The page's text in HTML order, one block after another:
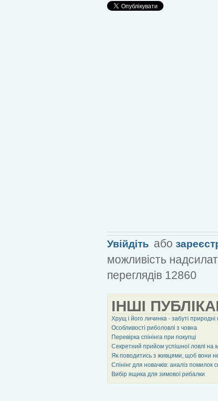
Увійдіть або
можливість
переглядів 12860
ІНШІ
Хрущ і його личинка - забуті
Особливості риболовлі з човна
Перевірка спінінга при покупці
Секретний прийом успішної ловлі на
Як поводитись з живцями, щоб вони
Спінінг для новачків: аналіз помилок
Вибір ящика для зимової рибалки